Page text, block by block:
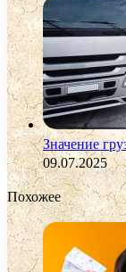
Значение
09.07.2025
Похожее